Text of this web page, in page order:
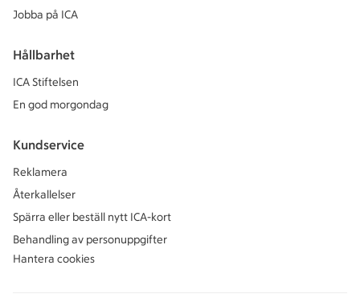
Jobba på ICA
Hållbarhet
ICA Stiftelsen
En god morgondag
Kundservice
Reklamera
Återkallelser
Spärra eller beställ nytt ICA-kort
Behandling av personuppgifter
Hantera cookies